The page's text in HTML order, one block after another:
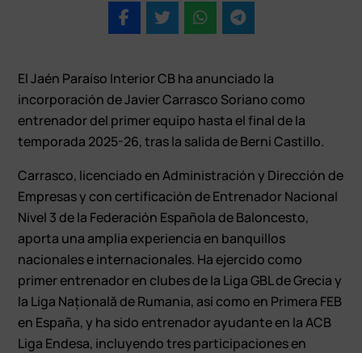
El Jaén Paraíso Interior CB ha anunciado la
incorporación de Javier Carrasco Soriano como
entrenador del primer equipo hasta el final de la
temporada 2025-26, tras la salida de Berni Castillo.
Carrasco, licenciado en Administración y Dirección de
Empresas y con certificación de Entrenador Nacional
Nivel 3 de la Federación Española de Baloncesto,
aporta una amplia experiencia en banquillos
nacionales e internacionales. Ha ejercido como
primer entrenador en clubes de la Liga GBL de Grecia y
la Liga Națională de Rumania, así como en Primera FEB
en España, y ha sido entrenador ayudante en la ACB
Liga Endesa, incluyendo tres participaciones en